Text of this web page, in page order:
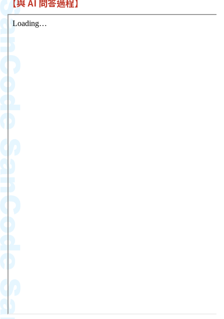
【與 AI 問答過程】